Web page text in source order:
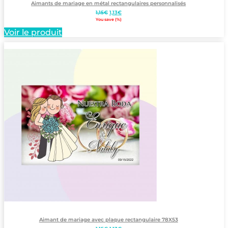
Aimants de mariage en métal rectangulaires personnalisés
1,15€ Le
prix
1,13€Le
prix
You save (%)
Voir le produit
Aimant de mariage avec plaque rectangulaire 78X53